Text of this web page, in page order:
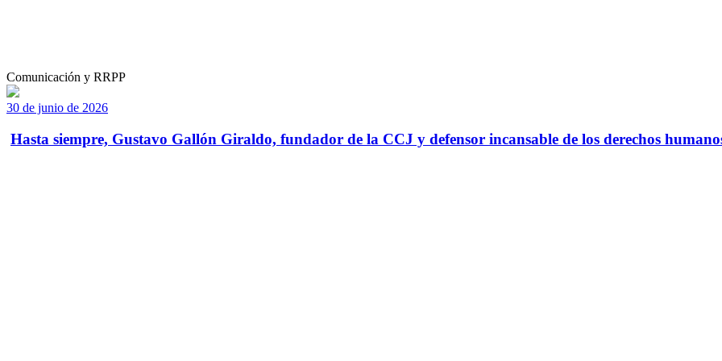
Comunicación y RRPP
30 de junio de 2026
Hasta siempre, Gustavo Gallón Giraldo, fundador de la CCJ y defensor incansable de los derechos